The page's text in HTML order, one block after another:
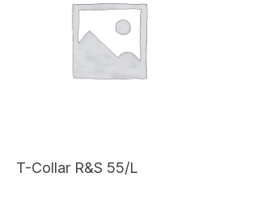
T-Collar R&S 55/L